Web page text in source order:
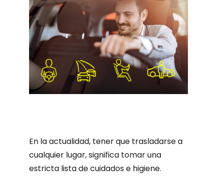
En la actualidad, tener que trasladarse a
cualquier lugar, significa tomar una
estricta lista de cuidados e higiene.